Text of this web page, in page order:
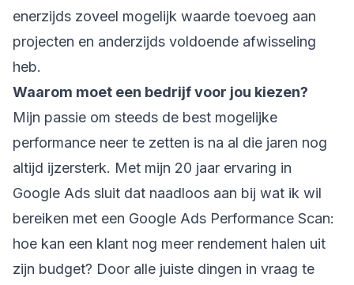
enerzijds zoveel mogelijk waarde toevoeg aan
projecten en anderzijds voldoende afwisseling
heb.
Waarom moet een bedrijf voor jou kiezen?
Mijn passie om steeds de best mogelijke
performance neer te zetten is na al die jaren nog
altijd ijzersterk. Met mijn 20 jaar ervaring in
Google Ads sluit dat naadloos aan bij wat ik wil
bereiken met een Google Ads Performance Scan:
hoe kan een klant nog meer rendement halen uit
zijn budget? Door alle juiste dingen in vraag te